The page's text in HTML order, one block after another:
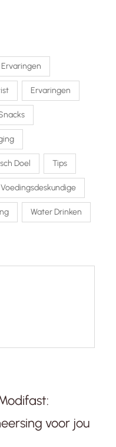
Ervaringen
Doel Tips
Voedingsdeskundige
Water Drinken
voor jou